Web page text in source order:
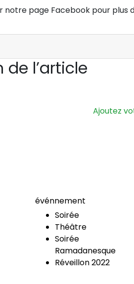
notre page Facebook pour plus
l’article
Ajoutez
événnement
Soirée
Théâtre
Soirée
Ramadanesque
Réveillon 2022